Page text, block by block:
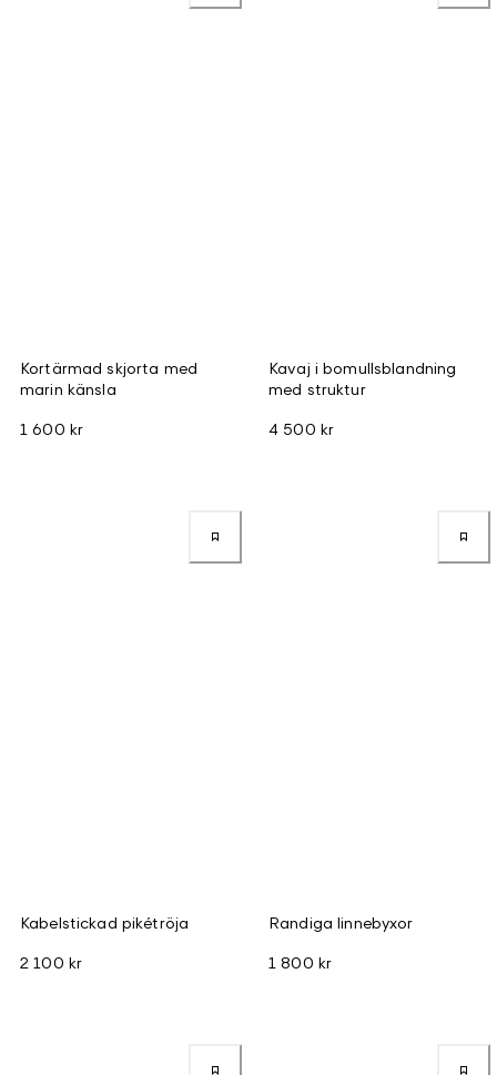
Kortärmad skjorta med
marin känsla
1 600 kr
Kavaj i bomullsblandning
med struktur
4 500 kr
Kabelstickad pikétröja
2 100 kr
Randiga linnebyxor
1 800 kr